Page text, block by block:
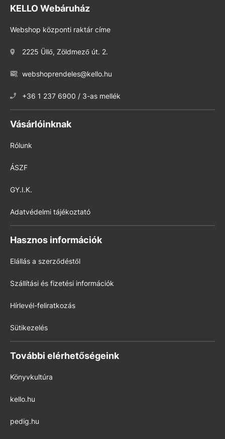
KELLO Webáruház
Webshop központi raktár címe
2225 Üllő, Zöldmező út. 2.
webshoprendeles@kello.hu
+36 1 237 6900 / 3-as mellék
Vásárlóinknak
Rólunk
ÁSZF
GY.I.K.
Adatvédelmi tájékoztató
Hasznos információk
Elállás a szerződéstől
Szállítási és fizetési információk
Hírlevél-feliratkozás
Sütikezelés
További elérhetőségeink
Könyvkultúra
kello.hu
pedig.hu